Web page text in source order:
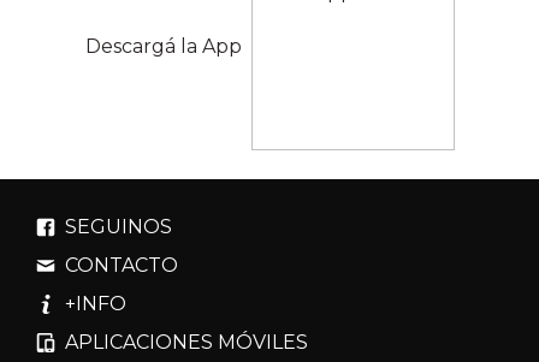
Descargá la App
SEGUINOS
CONTACTO
+INFO
APLICACIONES MÓVILES